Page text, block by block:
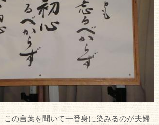
この言葉を聞いて一番身に染みるのが夫婦